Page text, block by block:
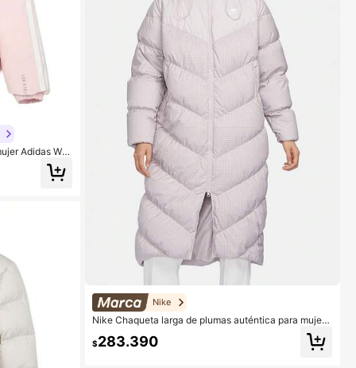
Adidas W P
Nike
Nike Chaqueta larga de plumas auténtica para mujer,
cálida, casual y deportiva para invierno FD8213-019
$283.390